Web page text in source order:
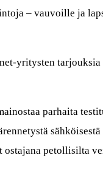
– vauvoille ja
yritysten
parhaita
ostajana petollisilta